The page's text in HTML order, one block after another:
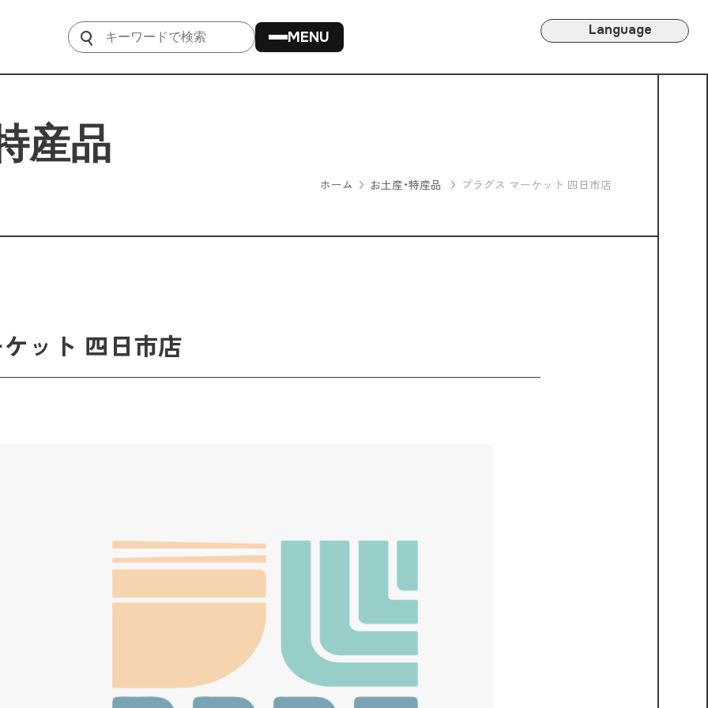
Language
ホーム お土産・特産品 プラグス マーケット 四日市店
ット 四日市店